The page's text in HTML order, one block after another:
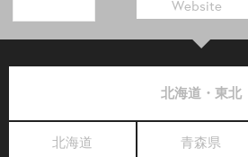
Website
北海道・東北
北海道 青森県